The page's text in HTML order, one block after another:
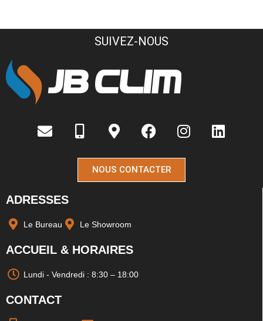
SUIVEZ-NOUS
NOUS CONTACTER
ADRESSES
Le Bureau Le Showroom
ACCUEIL & HORAIRES
Lundi - Vendredi : 8:30 – 18:00
CONTACT